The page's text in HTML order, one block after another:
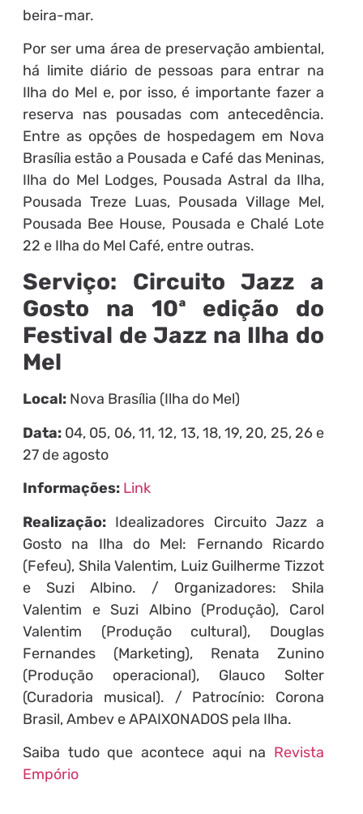
beira-mar.
Por ser uma área de preservação ambiental,
há limite diário de pessoas para entrar na
Ilha do Mel e, por isso, é importante fazer a
reserva nas pousadas com antecedência.
Entre as opções de hospedagem em Nova
Brasília estão a Pousada e Café das Meninas,
Ilha do Mel Lodges, Pousada Astral da Ilha,
Pousada Treze Luas, Pousada Village Mel,
Pousada Bee House, Pousada e Chalé Lote
22 e Ilha do Mel Café, entre outras.
Serviço: Circuito Jazz a
Gosto na 10ª edição do
Festival de Jazz na Ilha do
Mel
Local:Nova Brasília (Ilha do Mel)
Data:04, 05, 06, 11, 12, 13, 18, 19, 20, 25, 26 e
27 de agosto
Informações: Link
Realização:Idealizadores Circuito Jazz a
Gosto na Ilha do Mel: Fernando Ricardo
(Fefeu), Shila Valentim, Luiz Guilherme Tizzot
e Suzi Albino. / Organizadores: Shila
Valentim e Suzi Albino (Produção), Carol
Valentim (Produção cultural), Douglas
Fernandes (Marketing), Renata Zunino
(Produção operacional), Glauco Solter
(Curadoria musical). / Patrocínio: Corona
Brasil, Ambev e APAIXONADOS pela Ilha.
Saiba tudo que acontece aqui na Revista
Empório